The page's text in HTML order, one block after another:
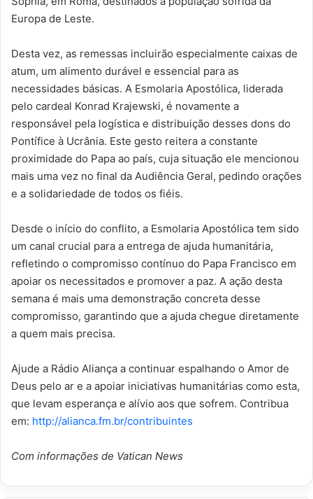
Europa de Leste.
Desta vez, as remessas incluirão especialmente caixas de
atum, um alimento durável e essencial para as
necessidades básicas. A Esmolaria Apostólica, liderada
pelo cardeal Konrad Krajewski, é novamente a
responsável pela logística e distribuição desses dons do
Pontífice à Ucrânia. Este gesto reitera a constante
proximidade do Papa ao país, cuja situação ele mencionou
mais uma vez no final da Audiência Geral, pedindo orações
e a solidariedade de todos os fiéis.
Desde o início do conflito, a Esmolaria Apostólica tem sido
um canal crucial para a entrega de ajuda humanitária,
refletindo o compromisso contínuo do Papa Francisco em
apoiar os necessitados e promover a paz. A ação desta
semana é mais uma demonstração concreta desse
compromisso, garantindo que a ajuda chegue diretamente
a quem mais precisa.
Ajude a Rádio Aliança a continuar espalhando o Amor de
Deus pelo ar e a apoiar iniciativas humanitárias como esta,
que levam esperança e alívio aos que sofrem. Contribua
em: http://alianca.fm.br/contribuintes
Com informações de Vatican News